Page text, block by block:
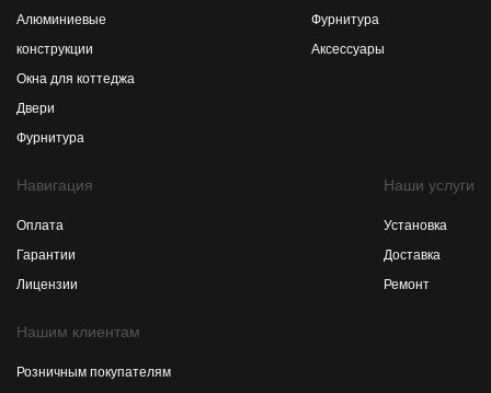
Алюминиевые
конструкции
Окна для коттеджа
Двери
Фурнитура
Фурнитура
Аксессуары
Навигация
Оплата
Гарантии
Лицензии
Нашим клиентам
Розничным покупателям
Наши услуги
Установка
Доставка
Ремонт